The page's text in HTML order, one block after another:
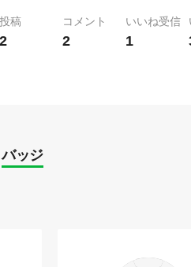
投稿
2
コメント
2
いいね受信
1
バッジ